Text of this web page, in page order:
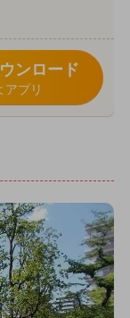
ンロード
アプリ